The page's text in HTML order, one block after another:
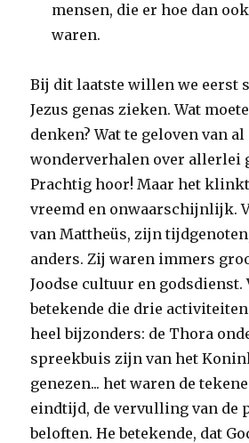
mensen, die er hoe dan
waren.
Bij dit laatste willen we eerst
Jezus genas zieken. Wat
denken? Wat te geloven van al
wonderverhalen over allerlei
Prachtig hoor! Maar het
vreemd en onwaarschijnlijk.
van Mattheüs, zijn
anders. Zij waren immers
Joodse cultuur en godsdienst.
betekende die drie activiteiten
heel bijzonders: de Thora
spreekbuis zijn van het
genezen... het waren de
eindtijd, de vervulling van de
beloften. He betekende, dat